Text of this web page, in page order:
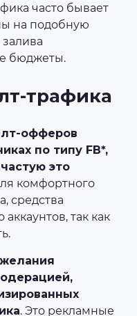
часто бывает
на подобную
залива
бюджеты.
трафика
офферов
по типу FB*,
это
комфортного
средства
так как
. Это рекламные